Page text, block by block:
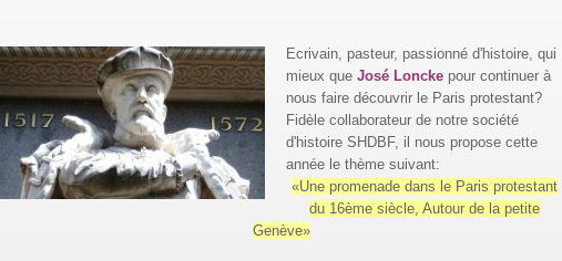
Ecrivain, pasteur, passionné d'histoire, qui
mieux que José Lonckepour continuer à
nous faire découvrir le Paris protestant?
Fidèle collaborateur de notre société
d'histoire SHDBF, il nous propose cette
année le thème suivant:
«Une promenade dans le Paris protestant
du 16ème siècle, Autour de la petite
Genève»